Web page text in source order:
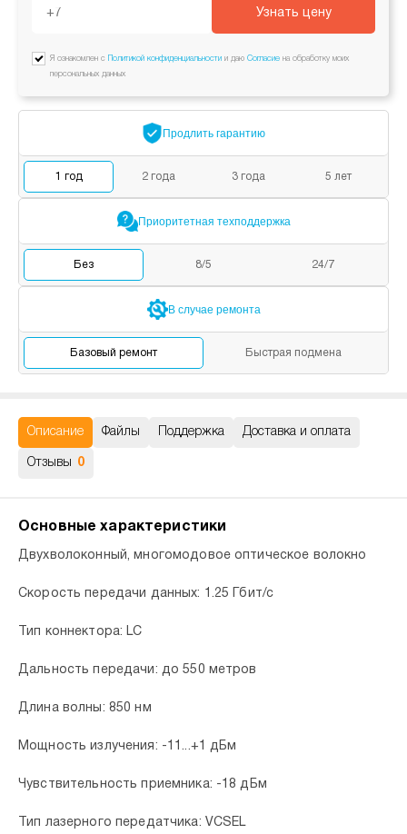
Узнать цену
Я ознакомлен с Политикой конфиденциальности и даю Согласие на обработку моих
персональных данных
Продлить гарантию
1 год 2 года 3 года 5 лет
Приоритетная техподдержка
Без 8/5 24/7
В случае ремонта
Базовый ремонт Быстрая подмена
Описание Файлы Поддержка Доставка и оплата
Отзывы 0
Основные характеристики
Двухволоконный, многомодовое оптическое волокно
Скорость передачи данных: 1.25 Гбит/с
Тип коннектора: LC
Дальность передачи: до 550 метров
Длина волны: 850 нм
Мощность излучения: -11...+1 дБм
Чувствительность приемника: -18 дБм
Тип лазерного передатчика: VCSEL